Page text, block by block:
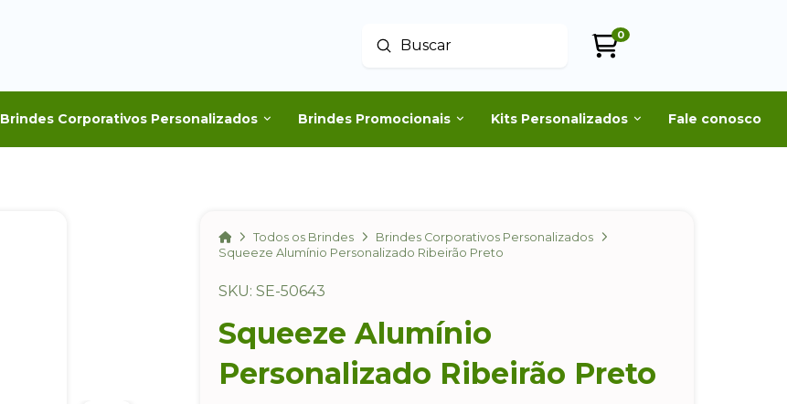
Buscar
Enviar
0
Brindes Corporativos Personalizados Brindes Promocionais Kits Personalizados Fale conosco
HomeTodos os Brindes
Brindes Corporativos Personalizados
Squeeze Alumínio Personalizado Ribeirão Preto
SKU: SE-50643
Squeeze Alumínio
Personalizado Ribeirão Preto